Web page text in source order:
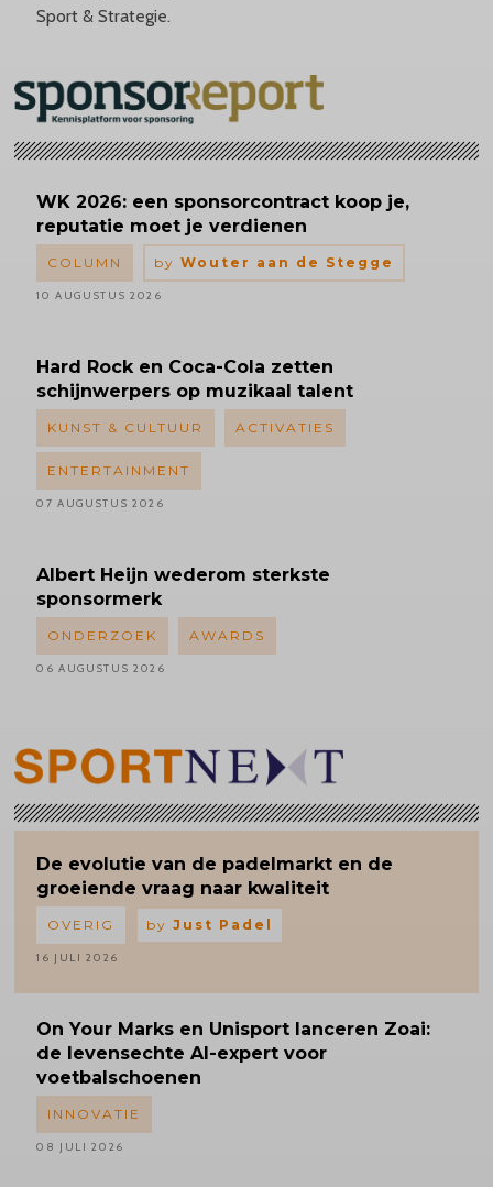
Sport & Strategie.
WK 2026: een sponsorcontract koop je,
reputatie moet je verdienen
COLUMN by Wouter aan de Stegge
10 AUGUSTUS 2026
Hard Rock en Coca-Cola zetten
schijnwerpers op muzikaal talent
KUNST & CULTUUR ACTIVATIES
ENTERTAINMENT
07 AUGUSTUS 2026
Albert Heijn wederom sterkste
sponsormerk
ONDERZOEK AWARDS
06 AUGUSTUS 2026
De evolutie van de padelmarkt en de
groeiende vraag naar kwaliteit
OVERIG by Just Padel
16 JULI 2026
On Your Marks en Unisport lanceren Zoai:
de levensechte AI-expert voor
voetbalschoenen
INNOVATIE
08 JULI 2026